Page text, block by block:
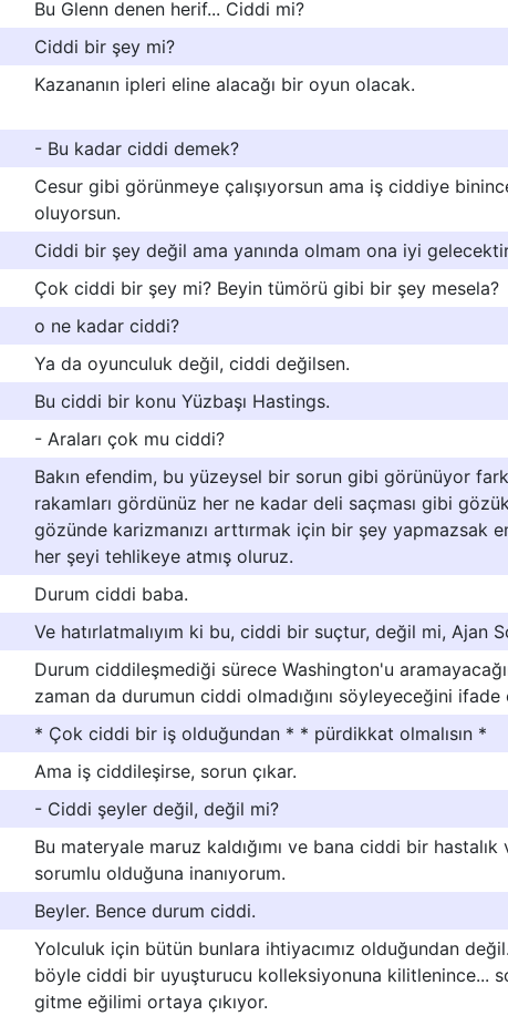
Bu Glenn denen herif... Ciddi mi?
Ciddi bir şey mi?
Kazananın ipleri eline alacağı bir oyun olacak.
- Bu kadar ciddi demek?
Cesur gibi görünmeye çalışıyorsun ama iş ciddiye
oluyorsun.
Ciddi bir şey değil ama yanında olmam ona iyi
Çok ciddi bir şey mi? Beyin tümörü gibi bir şey mesela?
o ne kadar ciddi?
Ya da oyunculuk değil, ciddi değilsen.
Bu ciddi bir konu Yüzbaşı Hastings.
- Araları çok mu ciddi?
Bakın efendim, bu yüzeysel bir sorun gibi görünüyor
rakamları gördünüz her ne kadar deli saçması gibi
gözünde karizmanızı arttırmak için bir şey yapmazsak
her şeyi tehlikeye atmış oluruz.
Durum ciddi baba.
Ve hatırlatmalıyım ki bu, ciddi bir suçtur, değil mi, Ajan
Durum ciddileşmediği sürece Washington'u
zaman da durumun ciddi olmadığını söyleyeceğini ifade
* Çok ciddi bir iş olduğundan * * pürdikkat olmalısın *
Ama iş ciddileşirse, sorun çıkar.
- Ciddi şeyler değil, değil mi?
Bu materyale maruz kaldığımı ve bana ciddi bir hastalık
sorumlu olduğuna inanıyorum.
Beyler. Bence durum ciddi.
Yolculuk için bütün bunlara ihtiyacımız olduğundan
böyle ciddi bir uyuşturucu kolleksiyonuna kilitlenince...
gitme eğilimi ortaya çıkıyor.